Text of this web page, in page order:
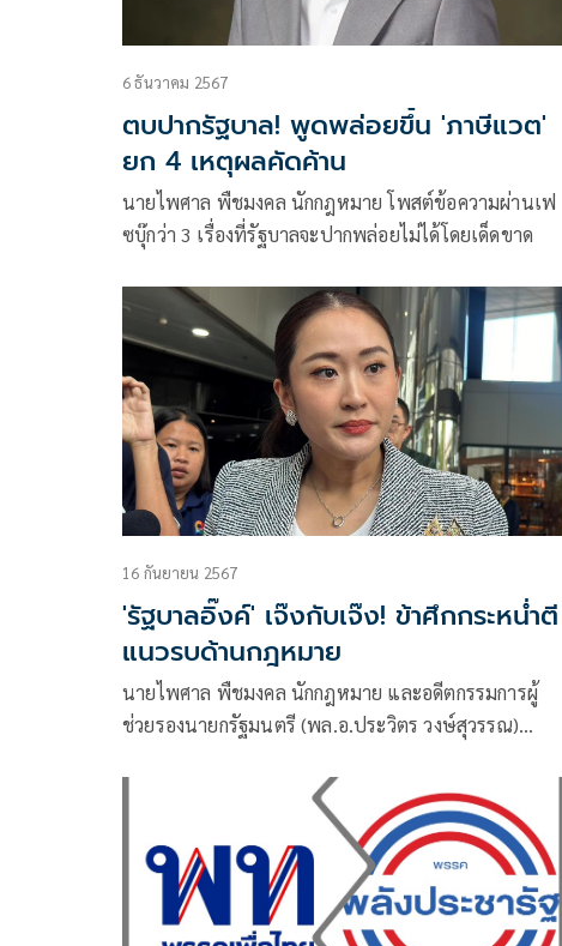
6 ธันวาคม 2567
ตบปากรัฐบาล! พูดพล่อยขึ้น 'ภาษีแวต'
ยก 4 เหตุผลคัดค้าน
นายไพศาล พืชมงคล นักกฎหมาย โพสต์ข้อความผ่านเฟ
ซบุ๊กว่า 3 เรื่องที่รัฐบาลจะปากพล่อยไม่ได้โดยเด็ดขาด
16 กันยายน 2567
'รัฐบาลอิ๊งค์' เจ๊งกับเจ๊ง! ข้าศึกกระหน่ำตี
แนวรบด้านกฎหมาย
นายไพศาล พืชมงคล นักกฎหมาย และอดีตกรรมการผู้
ช่วยรองนายกรัฐมนตรี (พล.อ.ประวิตร วงษ์สุวรรณ)